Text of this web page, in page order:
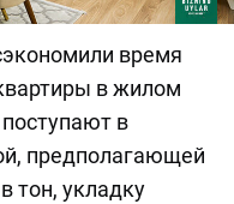
время
в жилом
в
предполагающей
тон, укладку